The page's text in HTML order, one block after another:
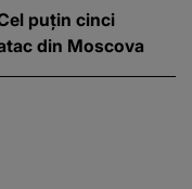
puțin cinci
din Moscova